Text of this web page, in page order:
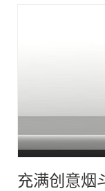
充满创意烟